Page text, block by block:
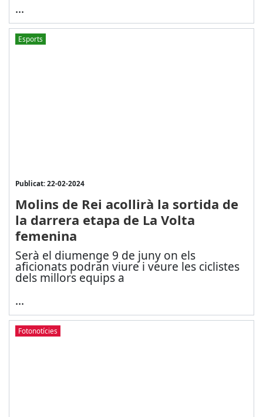
...
Esports
Publicat: 22-02-2024
Molins de Rei acollirà la sortida de
la darrera etapa de La Volta
femenina
Serà el diumenge 9 de juny on els
aficionats podran viure i veure les ciclistes
dels millors equips a
...
Fotonotícies